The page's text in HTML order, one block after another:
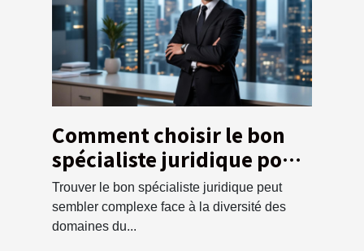
Comment choisir le bon
spécialiste juridique pour
vos besoins ?
Trouver le bon spécialiste juridique peut
sembler complexe face à la diversité des
domaines du...